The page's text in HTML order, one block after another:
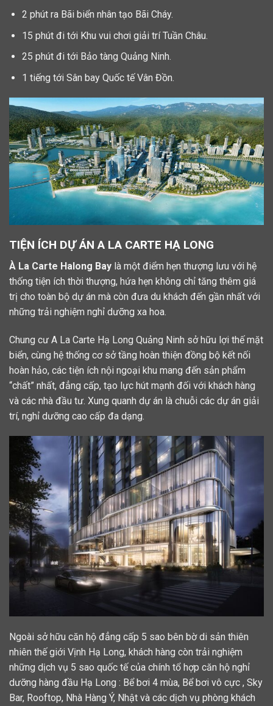
2 phút ra Bãi biển nhân tạo Bãi Cháy.
15 phút đi tới Khu vui chơi giải trí Tuần Châu.
25 phút đi tới Bảo tàng Quảng Ninh.
1 tiếng tới Sân bay Quốc tế Vân Đồn.
TIỆN ÍCH DỰ ÁN A LA CARTE HẠ LONG
À La Carte Halong Bay là một điểm hẹn thượng lưu với hệ
thống tiện ích thời thượng, hứa hẹn không chỉ tăng thêm giá
trị cho toàn bộ dự án mà còn đưa du khách đến gần nhất với
những trải nghiệm nghỉ dưỡng xa hoa.
Chung cư A La Carte Hạ Long Quảng Ninh sở hữu lợi thế mặt
biển, cùng hệ thống cơ sở tầng hoàn thiện đồng bộ kết nối
hoàn hảo, các tiện ích nội ngoại khu mang đến sản phẩm
“chất” nhất, đẳng cấp, tạo lực hút mạnh đối với khách hàng
và các nhà đầu tư. Xung quanh dự án là chuỗi các dự án giải
trí, nghỉ dưỡng cao cấp đa dạng.
Ngoài sở hữu căn hộ đẳng cấp 5 sao bên bờ di sản thiên
nhiên thế giới Vịnh Hạ Long, khách hàng còn trải nghiệm
những dịch vụ 5 sao quốc tế của chính tổ hợp căn hộ nghỉ
dưỡng hàng đầu Hạ Long : Bể bơi 4 mùa, Bể bơi vô cực , Sky
Bar, Rooftop, Nhà Hàng Ý, Nhật và các dịch vụ phòng khách